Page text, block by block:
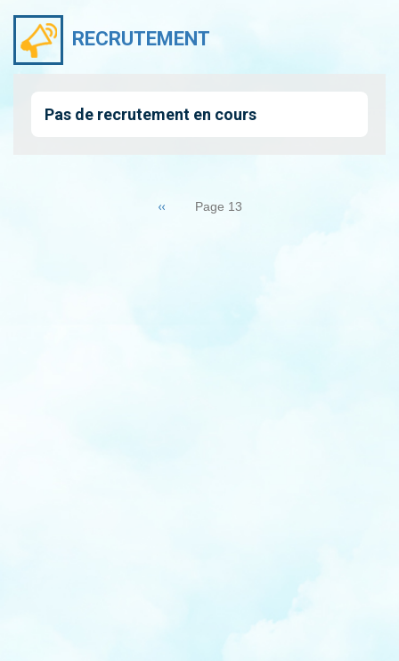
RECRUTEMENT
Pas de recrutement en cours
Page
précédente
‹‹ Page 13